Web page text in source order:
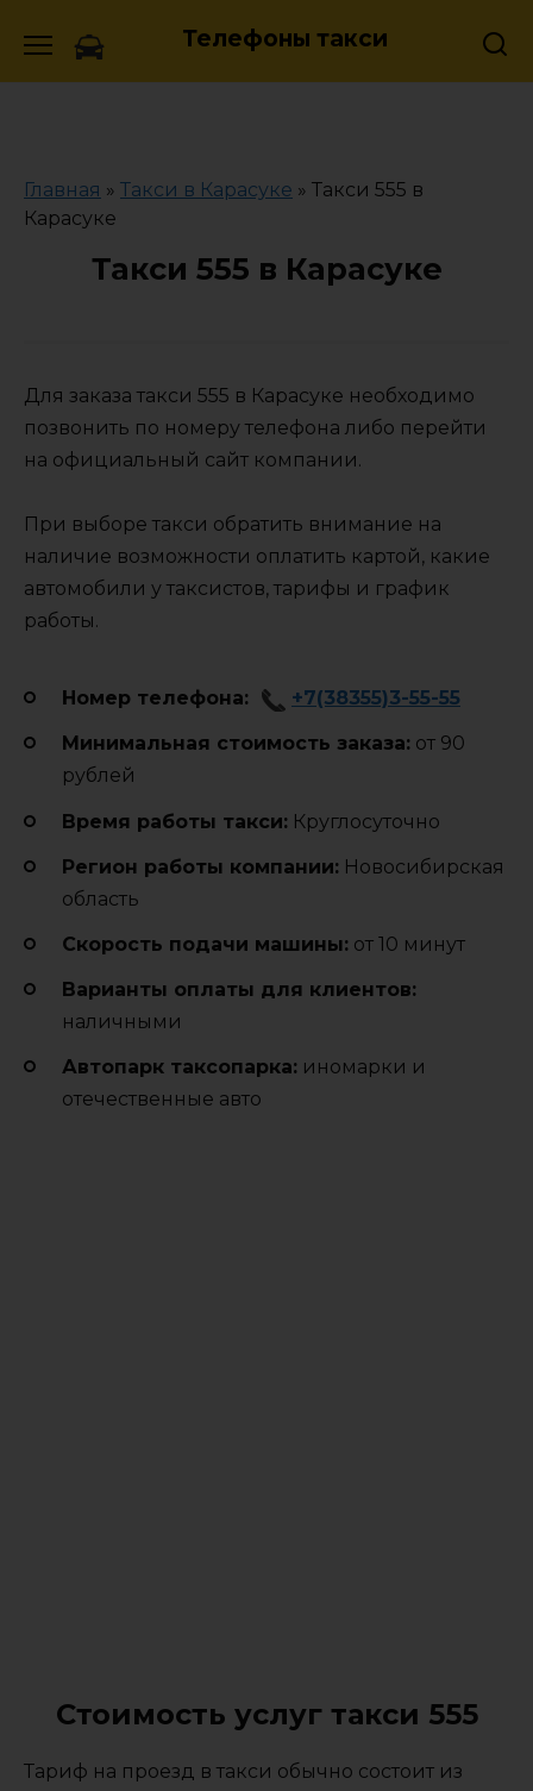
Телефоны такси
Главная » Такси в Карасуке » Такси 555 в
Карасуке
Такси 555 в Карасуке
Для заказа такси 555 в Карасуке необходимо
позвонить по номеру телефона либо перейти
на официальный сайт компании.
При выборе такси обратить внимание на
наличие возможности оплатить картой, какие
автомобили у таксистов, тарифы и график
работы.
Номер телефона: +7(38355)3-55-55
Минимальная стоимость заказа: от 90
рублей
Время работы такси: Круглосуточно
Регион работы компании: Новосибирская
область
Cкорость подачи машины: от 10 минут
Варианты оплаты для клиентов:
наличными
Автопарк таксопарка: иномарки и
отечественные авто
Стоимость услуг такси 555
Тариф на проезд в такси обычно состоит из